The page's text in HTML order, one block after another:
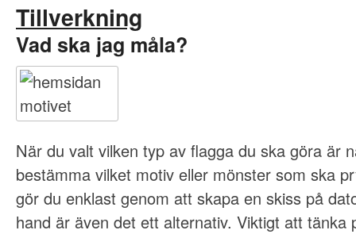
Tillverkning
Vad ska jag måla?
När du valt vilken typ av flagga du ska göra är
bestämma vilket motiv eller mönster som ska
gör du enklast genom att skapa en skiss på
hand är även det ett alternativ. Viktigt att tänka